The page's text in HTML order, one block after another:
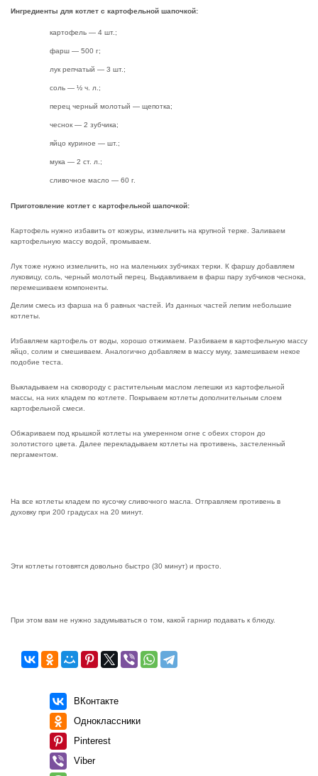
Ингредиенты для котлет с картофельной шапочкой:
картофель — 4 шт.;
фарш — 500 г;
лук репчатый — 3 шт.;
соль — ½ ч. л.;
перец черный молотый — щепотка;
чеснок — 2 зубчика;
яйцо куриное — шт.;
мука — 2 ст. л.;
сливочное масло — 60 г.
Приготовление котлет с картофельной шапочкой:
Картофель нужно избавить от кожуры, измельчить на крупной терке. Заливаем
картофельную массу водой, промываем.
Лук тоже нужно измельчить, но на маленьких зубчиках терки. К фаршу добавляем
луковицу, соль, черный молотый перец. Выдавливаем в фарш пару зубчиков чеснока,
перемешиваем компоненты.
Делим смесь из фарша на 6 равных частей. Из данных частей лепим небольшие
котлеты.
Избавляем картофель от воды, хорошо отжимаем. Разбиваем в картофельную массу
яйцо, солим и смешиваем. Аналогично добавляем в массу муку, замешиваем некое
подобие теста.
Выкладываем на сковороду с растительным маслом лепешки из картофельной
массы, на них кладем по котлете. Покрываем котлеты дополнительным слоем
картофельной смеси.
Обжариваем под крышкой котлеты на умеренном огне с обеих сторон до
золотистого цвета. Далее перекладываем котлеты на противень, застеленный
пергаментом.
На все котлеты кладем по кусочку сливочного масла. Отправляем противень в
духовку при 200 градусах на 20 минут.
Эти котлеты готовятся довольно быстро (30 минут) и просто.
При этом вам не нужно задумываться о том, какой гарнир подавать к блюду.
ВКонтакте
Одноклассники
Pinterest
Viber